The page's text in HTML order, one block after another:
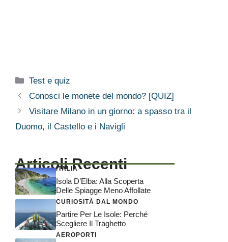
Categorie
Test e quiz
Conosci le monete del mondo? [QUIZ]
Visitare Milano in un giorno: a spasso tra il
Duomo, il Castello e i Navigli
Articoli Recenti
ITALIA
Isola D’Elba: Alla Scoperta
Delle Spiagge Meno Affollate
CURIOSITÀ DAL MONDO
Partire Per Le Isole: Perché
Scegliere Il Traghetto
AEROPORTI